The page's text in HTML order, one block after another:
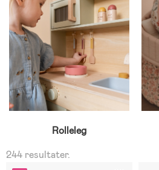
Rolleleg
244 resultater.